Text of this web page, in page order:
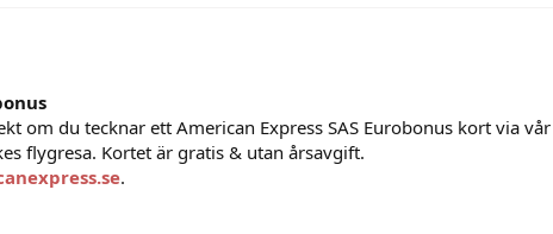
om du tecknar ett American Express SAS Eurobonus kort via
flygresa. Kortet är gratis & utan årsavgift.
.